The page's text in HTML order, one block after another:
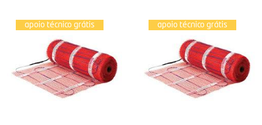
apoio técnico grátis apoio técnico grátis